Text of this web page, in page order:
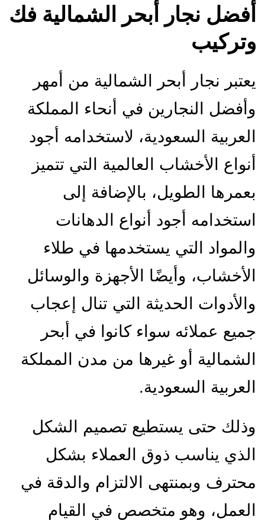
نجار أبحر الشماليةفك
نجار أبحر الشمالية من أمهر
النجارين في أنحاء المملكة
السعودية، لاستخدامه أجود
الأخشاب العالمية التي تتميز
الطويل، بالإضافة إلى
أجود أنواع الدهانات
التي يستخدمها في طلاء
وأيضًا الأجهزة والوسائل
الحديثة التي تنال إعجاب
عملائه سواء كانوا في أبحر
أو غيرها من مدن المملكة
السعودية.
حتى يستطيع تصميم الشكل
يناسب ذوق العملاء بشكل
وبمنتهى الالتزام والدقة في
وهو متخصص في القيام